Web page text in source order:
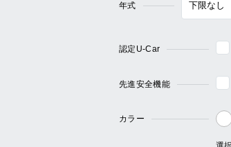
年式
認定U-Car
先進安全機能
カラー